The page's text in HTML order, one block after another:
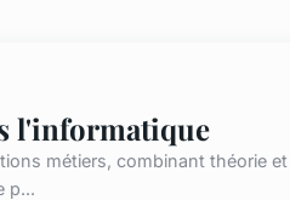
l'informatique
métiers, combinant théorie et
p...